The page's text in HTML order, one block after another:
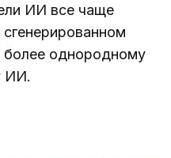
ИИ все чаще
однородному
ИИ.